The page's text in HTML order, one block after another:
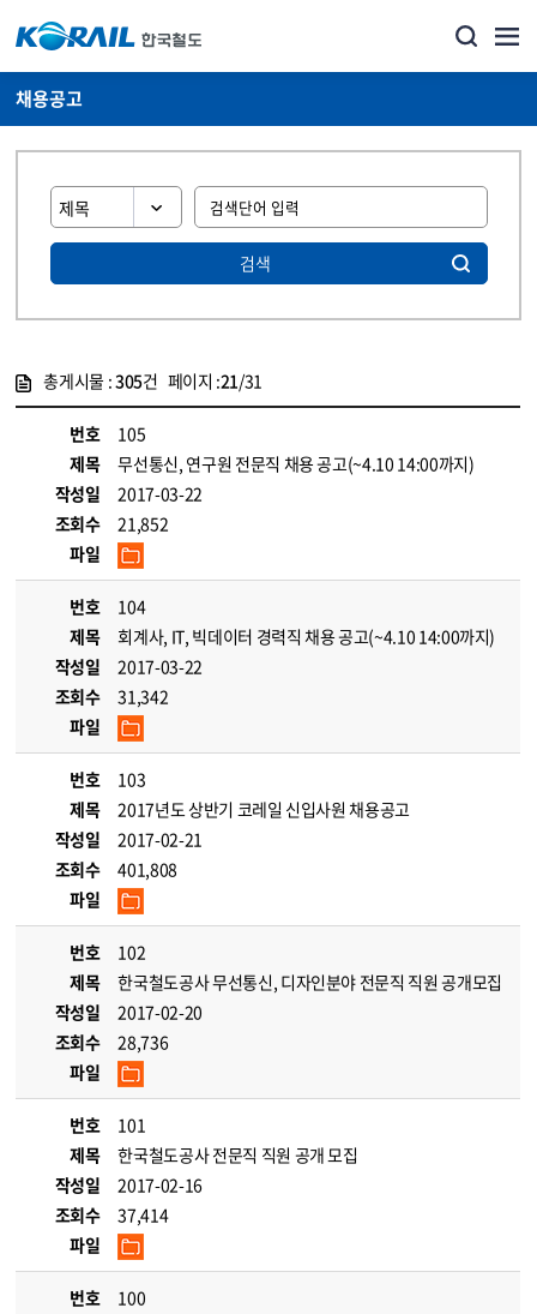
채용공고
검색
총게시물 :305건 페이지 :21/31
번호
105
제목
무선통신, 연구원 전문직 채용 공고(~4.10 14:00까지)
작성일
2017-03-22
조회수
21,852
파일
번호
104
제목
회계사, IT, 빅데이터 경력직 채용 공고(~4.10 14:00까지)
작성일
2017-03-22
조회수
31,342
파일
번호
103
제목
2017년도 상반기 코레일 신입사원 채용공고
작성일
2017-02-21
조회수
401,808
파일
번호
102
제목
한국철도공사 무선통신, 디자인분야 전문직 직원 공개모집
작성일
2017-02-20
조회수
28,736
파일
번호
101
제목
한국철도공사 전문직 직원 공개 모집
작성일
2017-02-16
조회수
37,414
파일
번호
100